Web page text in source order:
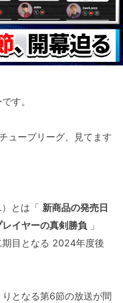
す。
ーブリーグ、見てます
とは「 新商品の発売日
イヤーの真剣勝負 」
期目となる 2024年度後
となる第6節の放送が間